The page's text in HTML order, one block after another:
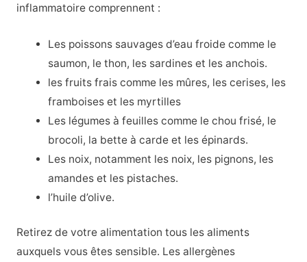
inflammatoire comprennent :
Les poissons sauvages d’eau froide comme le
saumon, le thon, les sardines et les anchois.
les fruits frais comme les mûres, les cerises, les
framboises et les myrtilles
Les légumes à feuilles comme le chou frisé, le
brocoli, la bette à carde et les épinards.
Les noix, notamment les noix, les pignons, les
amandes et les pistaches.
l’huile d’olive.
Retirez de votre alimentation tous les aliments
auxquels vous êtes sensible. Les allergènes